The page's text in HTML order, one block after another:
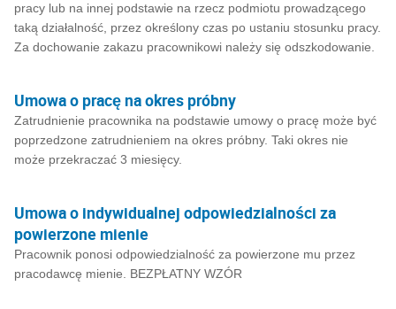
pracy lub na innej podstawie na rzecz podmiotu prowadzącego
taką działalność, przez określony czas po ustaniu stosunku pracy.
Za dochowanie zakazu pracownikowi należy się odszkodowanie.
Umowa o pracę na okres próbny
Zatrudnienie pracownika na podstawie umowy o pracę może być
poprzedzone zatrudnieniem na okres próbny. Taki okres nie
może przekraczać 3 miesięcy.
Umowa o indywidualnej odpowiedzialności za
powierzone mienie
Pracownik ponosi odpowiedzialność za powierzone mu przez
pracodawcę mienie. BEZPŁATNY WZÓR